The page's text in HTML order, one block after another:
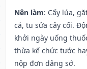
Nên làm: Cấy lúa,
cá, tu sửa cây cối.
khởi ngày uống
thừa kế chức tước
nộp đơn dâng sớ.